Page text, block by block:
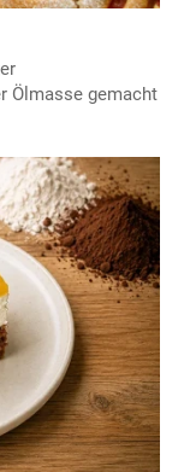
Ölmasse gemacht